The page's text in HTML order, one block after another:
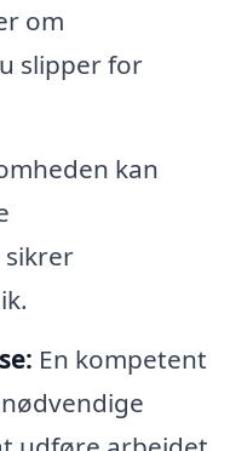
om
slipper for
kan
En kompetent